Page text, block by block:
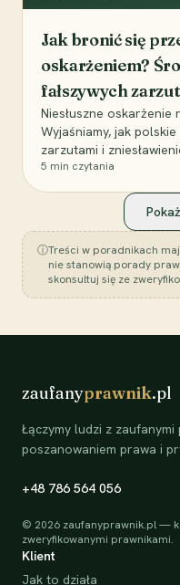
Jak bronić się
oskarżeniem?
fałszywych
Niesłuszne oskarżenie
Wyjaśniamy, jak
zarzutami i
5 min czytania
ⓘTreści w poradnikach
nie stanowią porady
skonsultuj się ze
zaufanyprawnik.pl
Łączymy ludzi z
poszanowaniem prawa i
+48 786 564 056
© 2026 zaufanyprawnik.pl —
zweryfikowanymi prawnikami.
Klient
Jak to działa